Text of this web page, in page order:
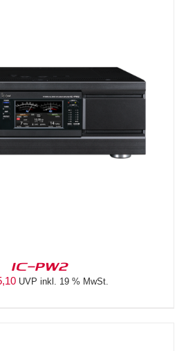
IC-PW2
UVP inkl. 19 % MwSt.